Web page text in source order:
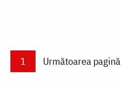
PaginareCurrent page
1 Next page
Următoarea pagină